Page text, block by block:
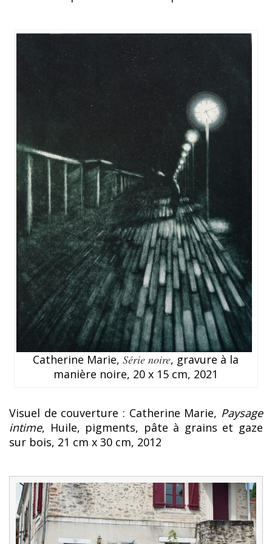
Catherine Marie,Série noire, gravure à la
manière noire, 20 x 15 cm, 2021
Visuel de couverture : Catherine Marie, Paysage
intime, Huile, pigments, pâte à grains et gaze
sur bois, 21 cm x 30 cm, 2012